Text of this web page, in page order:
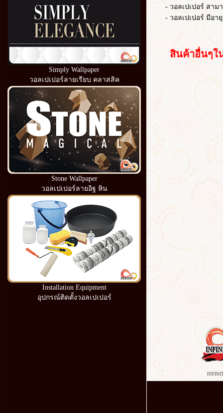
Simply Wallpaper
วอลเปเปอร์ลายเรียบ คลาสสิค
Stone Wallpaper
วอลเปเปอร์ลายอิฐ หิน
Installation Equipment
อุปกรณ์ติดตั้งวอลเปเปอร์
- วอลเปเปอร์ สามา
- วอลเปเปอร์ มีอายุ
สินค้าอื่นๆใน